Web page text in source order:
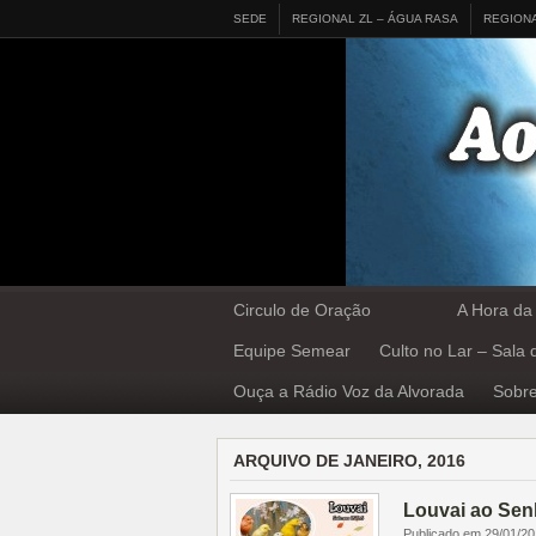
SEDE REGIONAL ZL – ÁGUA RASA
Circulo de Oração A Hora
Equipe Semear Culto no Lar – Sala
Ouça a Rádio Voz da Alvorada
ARQUIVO DE JANEIRO, 2016
Louvai ao